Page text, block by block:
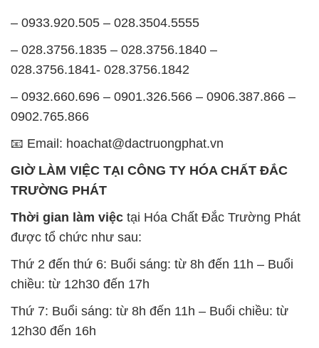
0902.765.866
📧 Email: hoachat@dactruongphat.vn
TRƯỜNG PHÁT
được tổ chức như sau:
Thứ 2 đến thứ 6: Buổi sáng: từ 8h đến 11h – Buổi
chiều: từ 12h30 đến 17h
Thứ 7: Buổi sáng: từ 8h đến 11h – Buổi chiều: từ
12h30 đến 16h
Chủ nhật: Nghỉ chủ nhật hàng tuần
thủ giờ làm việc để đảm bảo sự hỗ trợ tốt nhất cho
khách hàng và đảm bảo hiệu suất công việc cao